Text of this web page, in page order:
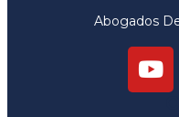
Abogados